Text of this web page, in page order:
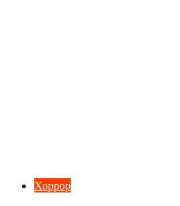
Хоррор